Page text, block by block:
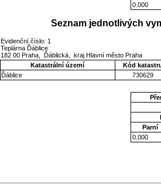
0.000
Seznam jednotlivých
Evidenční číslo: 1
Teplárna Ďáblice
182 00 Praha, Ďáblická, kraj Hlavní město Praha
Katastrální území
Kód
Ďáblice
730629
Parní
0.000